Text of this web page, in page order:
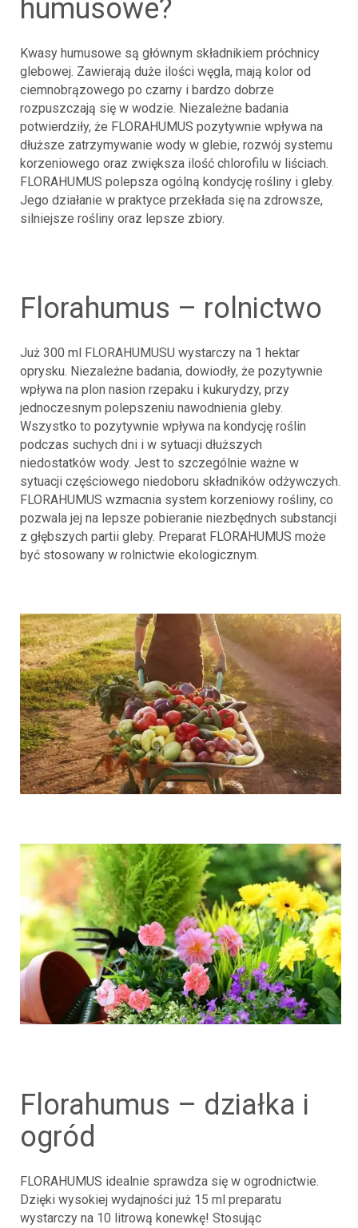
humusowe?
Kwasy humusowe są głównym składnikiem próchnicy
glebowej. Zawierają duże ilości węgla, mają kolor od
ciemnobrązowego po czarny i bardzo dobrze
rozpuszczają się w wodzie. Niezależne badania
potwierdziły, że FLORAHUMUS pozytywnie wpływa na
dłuższe zatrzymywanie wody w glebie, rozwój systemu
korzeniowego oraz zwiększa ilość chlorofilu w liściach.
FLORAHUMUS polepsza ogólną kondycję rośliny i gleby.
Jego działanie w praktyce przekłada się na zdrowsze,
silniejsze rośliny oraz lepsze zbiory.
florahumus – rolnictwo
Już 300 ml FLORAHUMUSU wystarczy na 1 hektar
oprysku. Niezależne badania, dowiodły, że pozytywnie
wpływa na plon nasion rzepaku i kukurydzy, przy
jednoczesnym polepszeniu nawodnienia gleby.
Wszystko to pozytywnie wpływa na kondycję roślin
podczas suchych dni i w sytuacji dłuższych
niedostatków wody. Jest to szczególnie ważne w
sytuacji częściowego niedoboru składników odżywczych.
FLORAHUMUS wzmacnia system korzeniowy rośliny, co
pozwala jej na lepsze pobieranie niezbędnych substancji
z głębszych partii gleby. Preparat FLORAHUMUS może
być stosowany w rolnictwie ekologicznym.
florahumus – działka i
ogród
FLORAHUMUS idealnie sprawdza się w ogrodnictwie.
Dzięki wysokiej wydajności już 15 ml preparatu
wystarczy na 10 litrową konewkę! Stosując